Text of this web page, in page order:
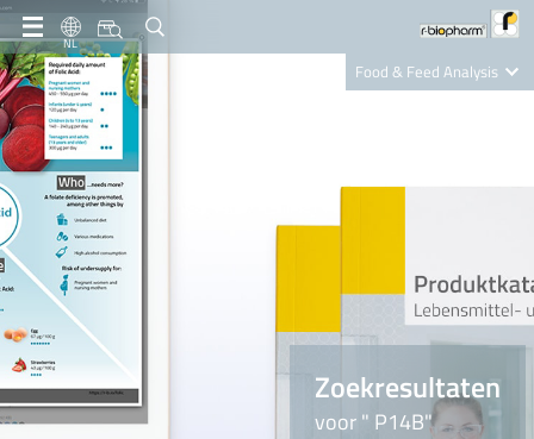
NL
Food & Feed Analysis
Nutrition Care
Zoekresultaten
voor " P14B"